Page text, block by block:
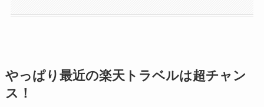
やっぱり最近の楽天トラベルは超チャン
ス！